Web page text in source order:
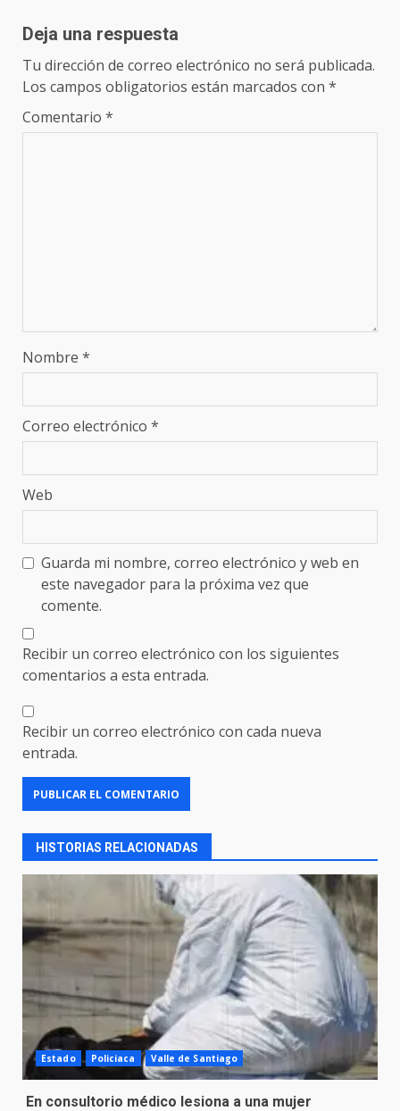
Deja una respuesta
Tu dirección de correo electrónico no será publicada.
Los campos obligatorios están marcados con *
Comentario *
Nombre *
Correo electrónico *
Web
Guarda mi nombre, correo electrónico y web en
este navegador para la próxima vez que
comente.
Recibir un correo electrónico con los siguientes
comentarios a esta entrada.
Recibir un correo electrónico con cada nueva
entrada.
HISTORIAS RELACIONADAS
Estado Policiaca Valle de Santiago
En consultorio médico lesiona a una mujer